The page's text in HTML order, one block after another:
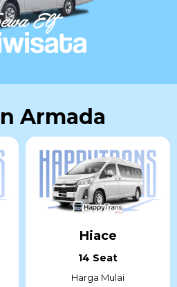
Armada
Hiace
14 Seat
Harga Mulai